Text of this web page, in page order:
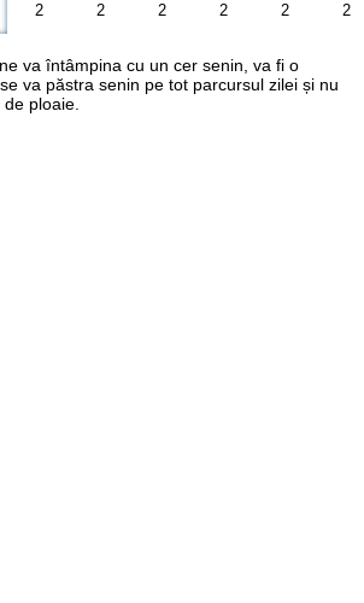
2
2
2
2
2
2
va întâmpina cu un cer senin, va fi o
va păstra senin pe tot parcursul zilei și nu
ploaie.